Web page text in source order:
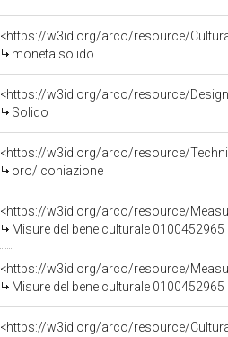
<https://w3id.org/arco/resource/
moneta solido
<https://w3id.org/arco/resource/
Solido
<https://w3id.org/arco/resource/
oro/ coniazione
<https://w3id.org/arco/resource/
Misure del bene culturale 0100452965
<https://w3id.org/arco/resource/
Misure del bene culturale 0100452965
<https://w3id.org/arco/resource/